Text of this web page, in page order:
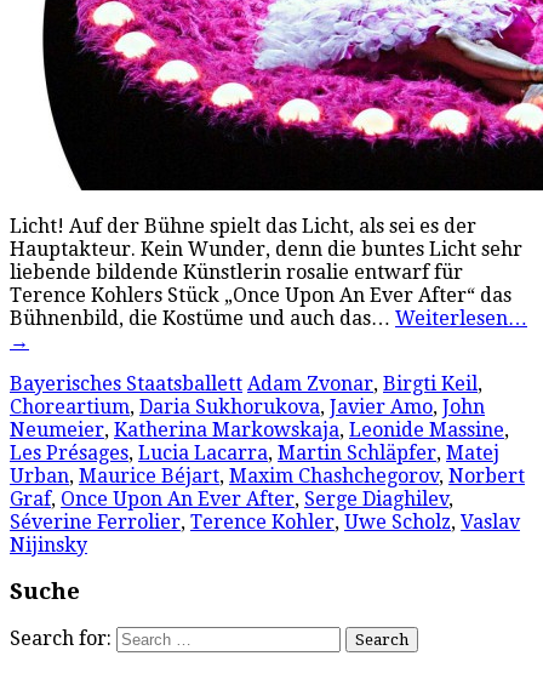
Licht! Auf der Bühne spielt das Licht, als sei es der
Hauptakteur. Kein Wunder, denn die buntes Licht sehr
liebende bildende Künstlerin rosalie entwarf für
Terence Kohlers Stück „Once Upon An Ever After“ das
Bühnenbild, die Kostüme und auch das… Weiterlesen…
→
Bayerisches Staatsballett Adam Zvonar, Birgti Keil,
Choreartium, Daria Sukhorukova, Javier Amo, John
Neumeier, Katherina Markowskaja, Leonide Massine,
Les Présages, Lucia Lacarra, Martin Schläpfer, Matej
Urban, Maurice Béjart, Maxim Chashchegorov, Norbert
Graf, Once Upon An Ever After, Serge Diaghilev,
Séverine Ferrolier, Terence Kohler, Uwe Scholz, Vaslav
Nijinsky
Suche
Search for: